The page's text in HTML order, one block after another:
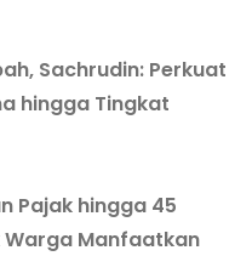
Sachrudin: Perkuat
hingga Tingkat
Pajak hingga 45
Warga Manfaatkan